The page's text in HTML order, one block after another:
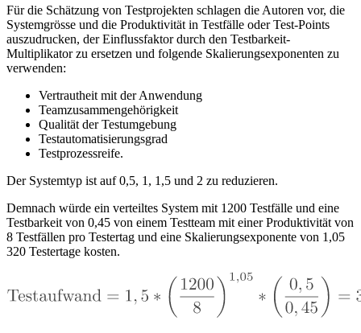
Für die Schätzung von Testprojekten schlagen die Autoren vor, die
Systemgrösse und die Produktivität in Testfälle oder Test-Points
auszudrucken, der Einflussfaktor durch den Testbarkeit-
Multiplikator zu ersetzen und folgende Skalierungsexponenten zu
verwenden:
Vertrautheit mit der Anwendung
Teamzusammengehörigkeit
Qualität der Testumgebung
Testautomatisierungsgrad
Testprozessreife.
Der Systemtyp ist auf 0,5, 1, 1,5 und 2 zu reduzieren.
Demnach würde ein verteiltes System mit 1200 Testfälle und eine
Testbarkeit von 0,45 von einem Testteam mit einer Produktivität von
8 Testfällen pro Testertag und eine Skalierungsexponente von 1,05
320 Testertage kosten.